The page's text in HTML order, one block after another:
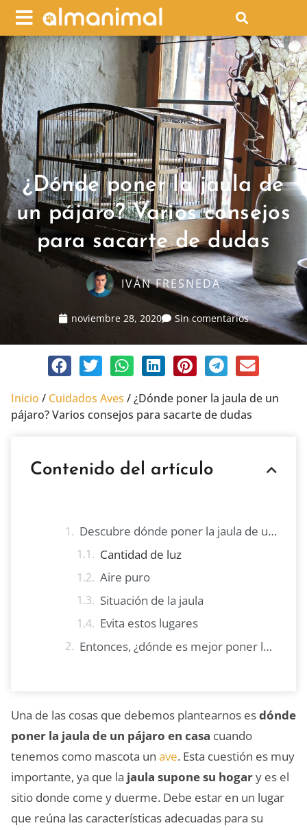
¿Dónde poner la jaula de
un pájaro? Varios consejos
para sacarte de dudas
IVÁN FRESNEDA
noviembre 28, 2020 Sin comentarios
Inicio / Cuidados Aves /¿Dónde poner la jaula de un
pájaro? Varios consejos para sacarte de dudas
Contenido del artículo
Descubre dónde poner la jaula de un pájaro
Cantidad de luz
Aire puro
Situación de la jaula
Evita estos lugares
Entonces, ¿dónde es mejor poner la jaula de un pájaro?
Una de las cosas que debemos plantearnos esdónde
poner la jaula de un pájaro en casa cuando
tenemos como mascota un ave. Esta cuestión es muy
importante, ya que la jaula supone su hogary es el
sitio donde come y duerme. Debe estar en un lugar
que reúna las características adecuadas para su